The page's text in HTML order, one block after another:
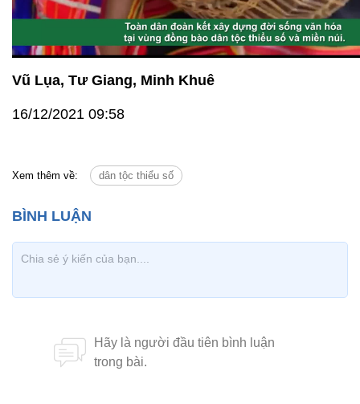
Vũ Lụa, Tư Giang, Minh Khuê
16/12/2021 09:58
Xem thêm về: dân tộc thiểu số